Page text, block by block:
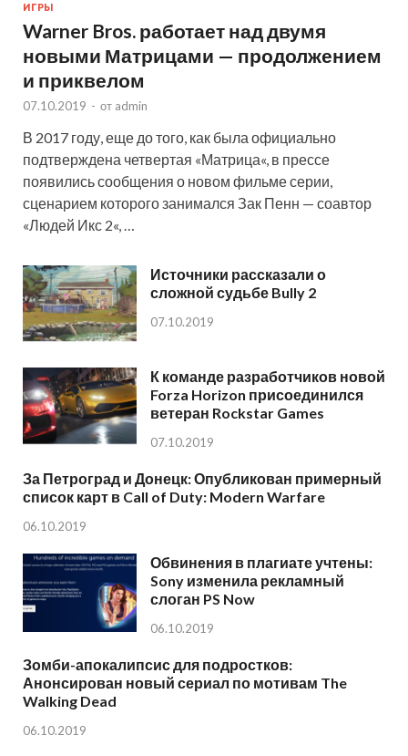
ИГРЫ
Warner Bros. работает над двумя
новыми Матрицами — продолжением
и приквелом
07.10.2019 - от admin
В 2017 году, еще до того, как была официально
подтверждена четвертая «Матрица«, в прессе
появились сообщения о новом фильме серии,
сценарием которого занимался Зак Пенн — соавтор
«Людей Икс 2«, …
Источники рассказали о
сложной судьбе Bully 2
07.10.2019
К команде разработчиков новой
Forza Horizon присоединился
ветеран Rockstar Games
07.10.2019
За Петроград и Донецк: Опубликован примерный
список карт в Call of Duty: Modern Warfare
06.10.2019
Обвинения в плагиате учтены:
Sony изменила рекламный
слоган PS Now
06.10.2019
Зомби-апокалипсис для подростков:
Анонсирован новый сериал по мотивам The
Walking Dead
06.10.2019